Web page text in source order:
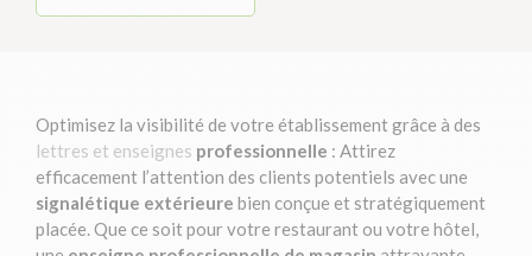
Optimisez la visibilité de votre établissement grâce à des
lettres et enseignes professionnelle : Attirez
efficacement l’attention des clients potentiels avec une
signalétique extérieure bien conçue et stratégiquement
placée. Que ce soit pour votre restaurant ou votre hôtel,